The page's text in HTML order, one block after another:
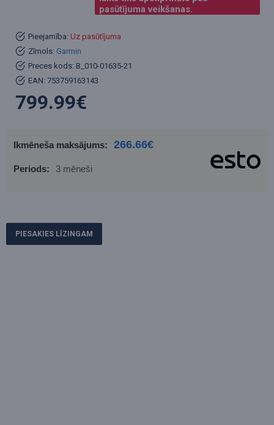
Pieejamība: Uz pasūtījuma
Zīmols: Garmin
Preces kods: B_010-01635-21
EAN: 753759163143
799.99€
pasūtījuma veikšanas.
PIESAKIES LĪZINGAM
Ikmēneša maksājums: 266.66€
Periods: 3 mēneši